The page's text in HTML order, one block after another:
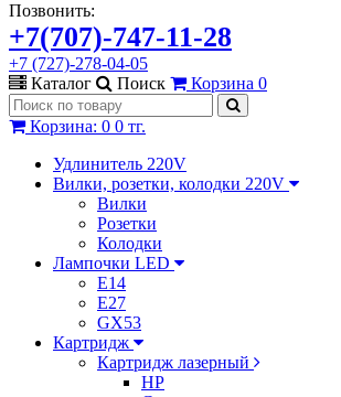
Позвонить:
+7(707)-747-11-28
+7 (727)-278-04-05
Каталог
Поиск Корзина 0
Корзина: 0 0 тг.
Удлинитель 220V
Вилки, розетки, колодки 220V
Вилки
Розетки
Колодки
Лампочки LED
E14
E27
GX53
Картридж
Картридж лазерный
HP